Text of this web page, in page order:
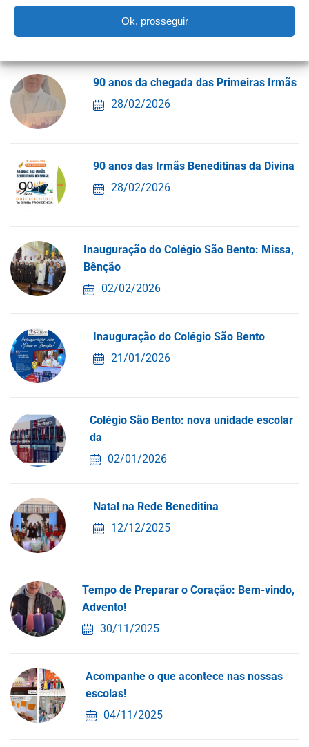
Ok, prosseguir
27/03/2026
90 anos da chegada das Primeiras Irmãs
28/02/2026
90 anos das Irmãs Beneditinas da Divina
28/02/2026
Inauguração do Colégio São Bento: Missa,
Bênção
02/02/2026
Inauguração do Colégio São Bento
21/01/2026
Colégio São Bento: nova unidade escolar
da
02/01/2026
Natal na Rede Beneditina
12/12/2025
Tempo de Preparar o Coração: Bem-vindo,
Advento!
30/11/2025
Acompanhe o que acontece nas nossas
escolas!
04/11/2025